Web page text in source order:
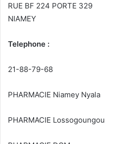
RUE BF 224 PORTE 329
NIAMEY
Telephone :
21-88-79-68
PHARMACIE Niamey Nyala
PHARMACIE Lossogoungou